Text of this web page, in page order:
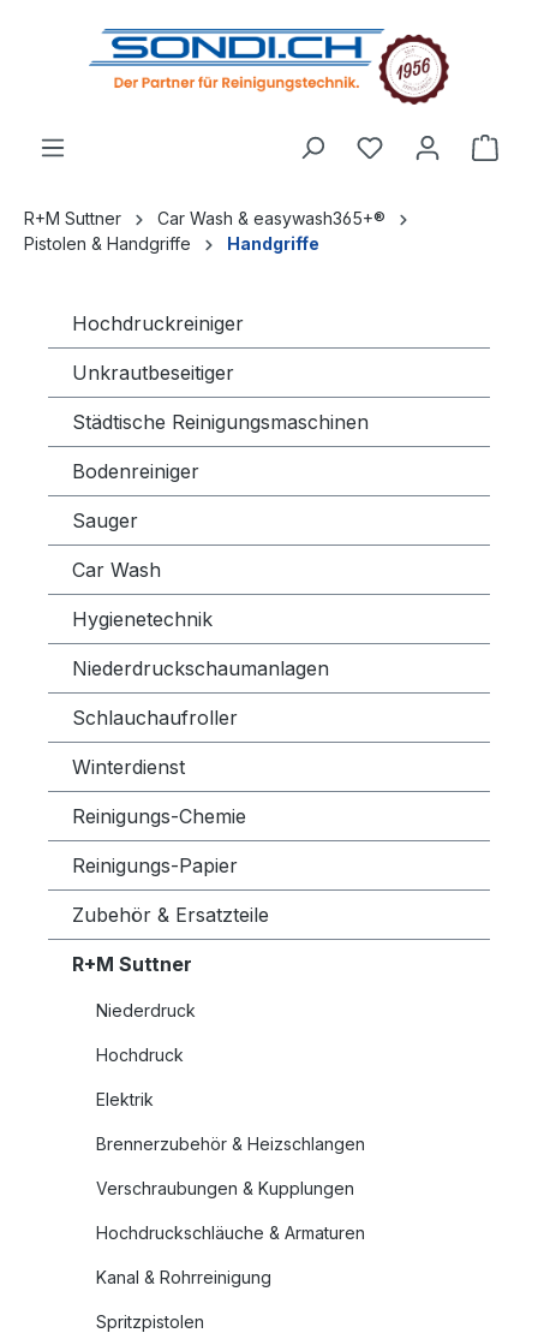
springen
R+M Suttner
Car Wash & easywash365+®
Pistolen & Handgriffe
Handgriffe
Hochdruckreiniger
Unkrautbeseitiger
Städtische Reinigungsmaschinen
Bodenreiniger
Sauger
Car Wash
Hygienetechnik
Niederdruckschaumanlagen
Schlauchaufroller
Winterdienst
Reinigungs-Chemie
Reinigungs-Papier
Zubehör & Ersatzteile
R+M Suttner
Niederdruck
Hochdruck
Elektrik
Brennerzubehör & Heizschlangen
Verschraubungen & Kupplungen
Hochdruckschläuche & Armaturen
Kanal & Rohrreinigung
Spritzpistolen